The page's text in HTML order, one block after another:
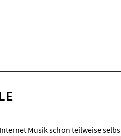
Musik schon teilweise